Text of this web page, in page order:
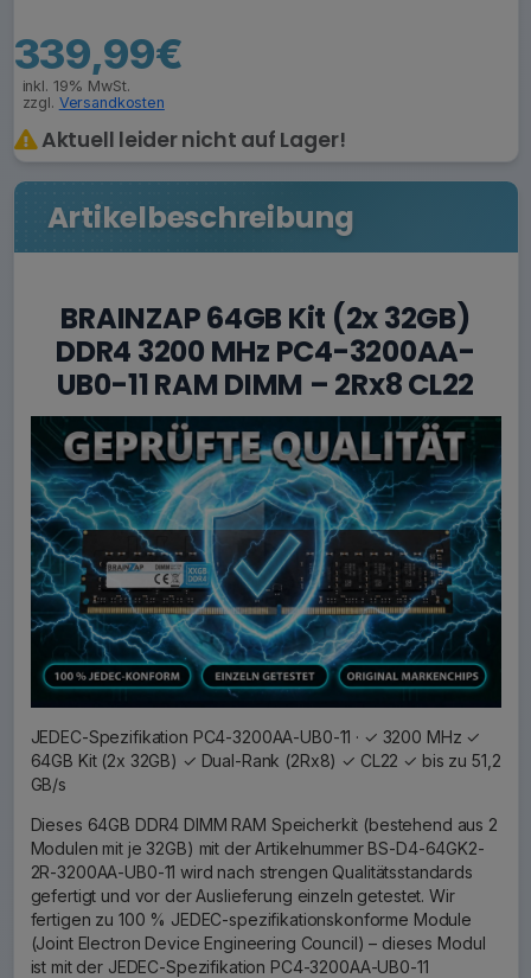
339,99€
inkl. 19% MwSt.
zzgl. Versandkosten
Aktuell leider nicht auf Lager!
Artikelbeschreibung
BRAINZAP 64GB Kit (2x 32GB)
DDR4 3200 MHz PC4-3200AA-
UB0-11 RAM DIMM – 2Rx8 CL22
JEDEC-Spezifikation PC4-3200AA-UB0-11 · ✓ 3200 MHz ✓
64GB Kit (2x 32GB) ✓ Dual-Rank (2Rx8) ✓ CL22 ✓ bis zu 51,2
GB/s
Dieses 64GB DDR4 DIMM RAM Speicherkit (bestehend aus 2
Modulen mit je 32GB) mit der Artikelnummer BS-D4-64GK2-
2R-3200AA-UB0-11 wird nach strengen Qualitätsstandards
gefertigt und vor der Auslieferung einzeln getestet. Wir
fertigen zu 100 % JEDEC-spezifikationskonforme Module
(Joint Electron Device Engineering Council) – dieses Modul
ist mit der JEDEC-Spezifikation PC4-3200AA-UB0-11